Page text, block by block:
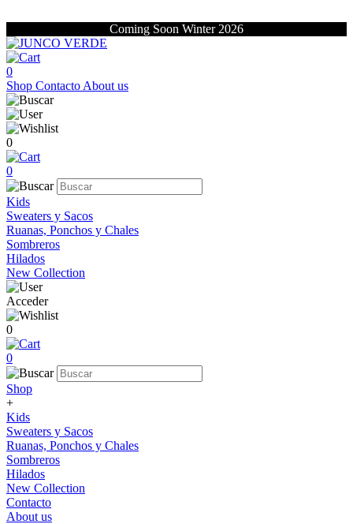
Coming Soon Winter 2026
0
Shop Contacto About us
0
0
Kids
Sweaters y Sacos
Ruanas, Ponchos y Chales
Sombreros
Hilados
New Collection
Acceder
0
0
Shop
+
Kids
Sweaters y Sacos
Ruanas, Ponchos y Chales
Sombreros
Hilados
New Collection
Contacto
About us